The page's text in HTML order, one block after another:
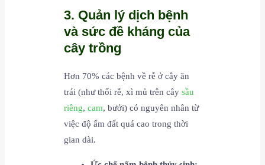
3. Quản lý dịch bệnh
và sức đề kháng của
cây trồng
Hơn 70% các bệnh về rễ ở cây ăn
trái (như thối rễ, xì mủ trên câysầu
riêng,cam, bưởi) có nguyên nhân từ
việc độ ẩm đất quá cao trong thời
gian dài.